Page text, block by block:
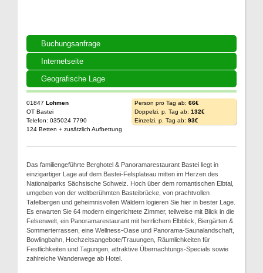
Buchungsanfrage
Internetseite
Geografische Lage
01847 Lohmen
OT Bastei
Telefon: 035024 7790
124 Betten + zusätzlich Aufbettung
Person pro Tag ab: 66€
Doppelzi. p. Tag ab: 132€
Einzelzi. p. Tag ab: 93€
Das familiengeführte Berghotel & Panoramarestaurant Bastei liegt in
einzigartiger Lage auf dem Bastei-Felsplateau mitten im Herzen des
Nationalparks Sächsische Schweiz. Hoch über dem romantischen Elbtal,
umgeben von der weltberühmten Basteibrücke, von prachtvollen
Tafelbergen und geheimnisvollen Wäldern logieren Sie hier in bester Lage.
Es erwarten Sie 64 modern eingerichtete Zimmer, teilweise mit Blick in die
Felsenwelt, ein Panoramarestaurant mit herrlichem Elbblick, Biergärten &
Sommerterrassen, eine Wellness-Oase und Panorama-Saunalandschaft,
Bowlingbahn, Hochzeitsangebote/Trauungen, Räumlichkeiten für
Festlichkeiten und Tagungen, attraktive Übernachtungs-Specials sowie
zahlreiche Wanderwege ab Hotel.